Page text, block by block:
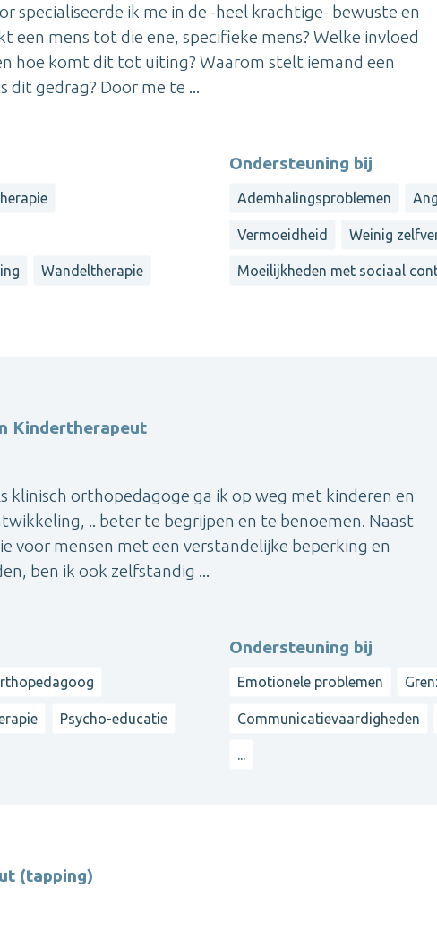
specialiseerde ik me in de -heel krachtige- bewuste en
een mens tot die ene, specifieke mens? Welke invloed
hoe komt dit tot uiting? Waarom stelt iemand een
dit gedrag? Door me te ...
Wandeltherapie
Ondersteuning bij
Ademhalingsproblemen
Vermoeidheid Weinig
Moeilijkheden met sociaal
Kindertherapeut
klinisch orthopedagoge ga ik op weg met kinderen en
.. beter te begrijpen en te benoemen. Naast
voor mensen met een verstandelijke beperking en
ben ik ook zelfstandig ...
Psycho-educatie
Ondersteuning bij
Emotionele problemen
Communicatievaardigheden
...
(tapping)